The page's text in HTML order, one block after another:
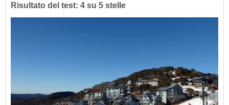
Risultato del test: 4 su 5 stelle